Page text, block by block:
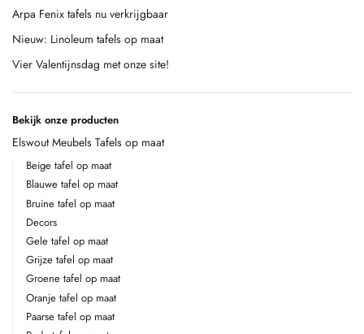
Arpa Fenix tafels nu verkrijgbaar
Nieuw: Linoleum tafels op maat
Vier Valentijnsdag met onze site!
Bekijk onze producten
Elswout Meubels Tafels op maat
Beige tafel op maat
Blauwe tafel op maat
Bruine tafel op maat
Decors
Gele tafel op maat
Grijze tafel op maat
Groene tafel op maat
Oranje tafel op maat
Paarse tafel op maat